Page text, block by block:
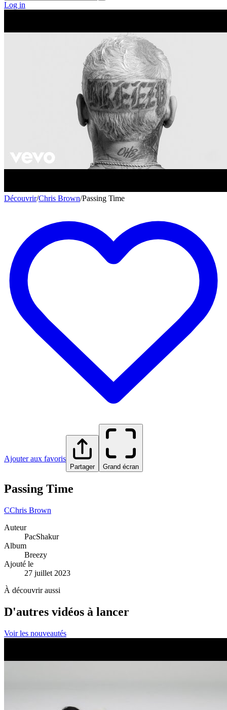
Log in
Découvrir/Chris Brown/Passing Time
Ajouter aux favoris
Partager Grand écran
Passing Time
CChris Brown
Auteur
PacShakur
Album
Breezy
Ajouté le
27 juillet 2023
À découvrir aussi
D'autres vidéos à lancer
Voir les nouveautés